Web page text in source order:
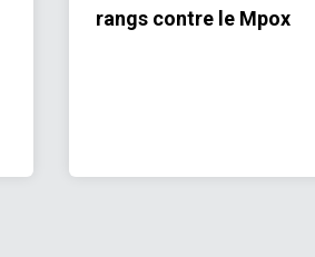
rangs contre le Mpox